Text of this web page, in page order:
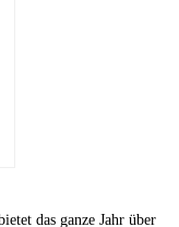
das ganze Jahr über